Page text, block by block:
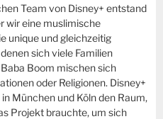
Team von Disney+ entstand
wir eine muslimische
unique und gleichzeitig
sich viele Familien
Boom mischen sich
oder Religionen. Disney+
München und Köln den Raum,
Projekt brauchte, um sich